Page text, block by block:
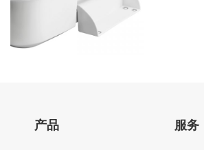
产品 服务